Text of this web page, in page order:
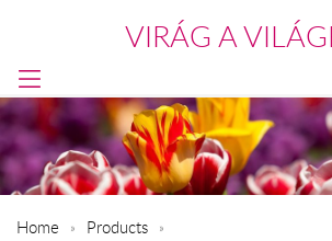
VIRÁG A
Home Products